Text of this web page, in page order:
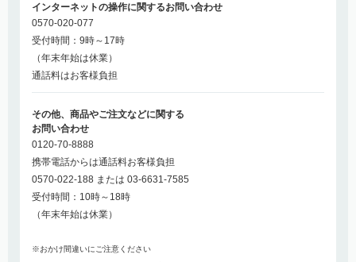
インターネットの操作に関するお問い合わせ
0570-020-077
受付時間：9時～17時
（年末年始は休業）
通話料はお客様負担
その他、商品やご注文などに関する
お問い合わせ
0120-70-8888
携帯電話からは通話料お客様負担
0570-022-188 または 03-6631-7585
受付時間：10時～18時
（年末年始は休業）
※おかけ間違いにご注意ください